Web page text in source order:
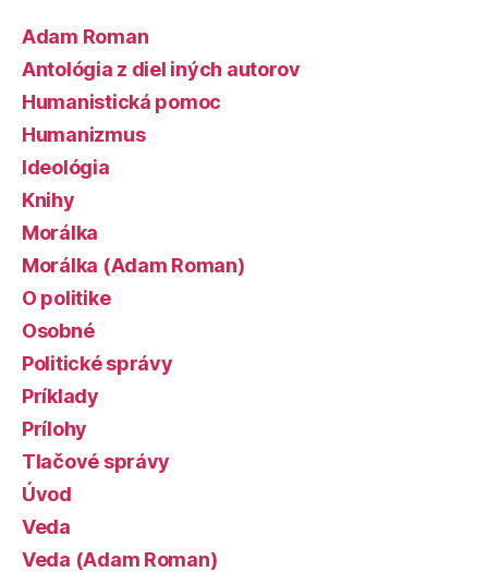
Adam Roman
Antológia z diel iných autorov
Humanistická pomoc
Humanizmus
Ideológia
Knihy
Morálka
Morálka (Adam Roman)
O politike
Osobné
Politické správy
Príklady
Prílohy
Tlačové správy
Úvod
Veda
Veda (Adam Roman)